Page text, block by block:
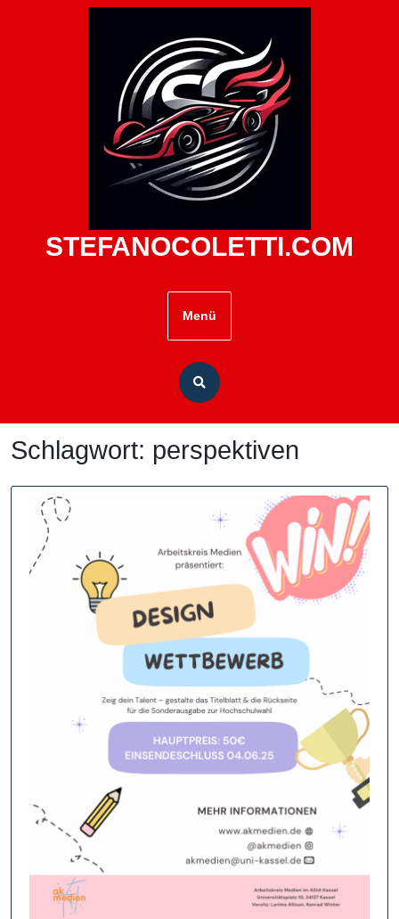
STEFANOCOLETTI.COM
Menü
Schlagwort: perspektiven